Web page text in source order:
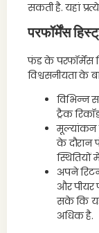
सकती है. यहां
परफॉर्मेंस
फंड के परफॉर्मेंस
विश्वसनीयता के
विभिन्न
ट्रैक
मूल्यांकन
के दौरान
स्थितियों
अपने
और पीयर
सके कि
अधिक है.